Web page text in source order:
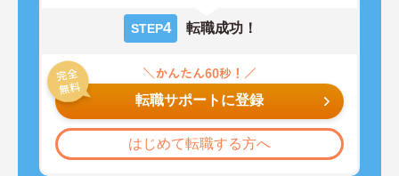
STEP4 転職成功！
転職サポートに登録
はじめて転職する方へ